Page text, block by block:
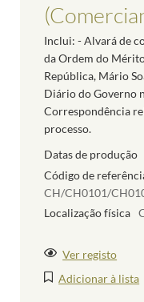
Inclui: - Alvará de
da Ordem do
República, Mário
Diário do Governo
Correspondência
processo.
Datas de produção
Código de
CH/CH0101/
Localização física
Ver registo
Adicionar à lista